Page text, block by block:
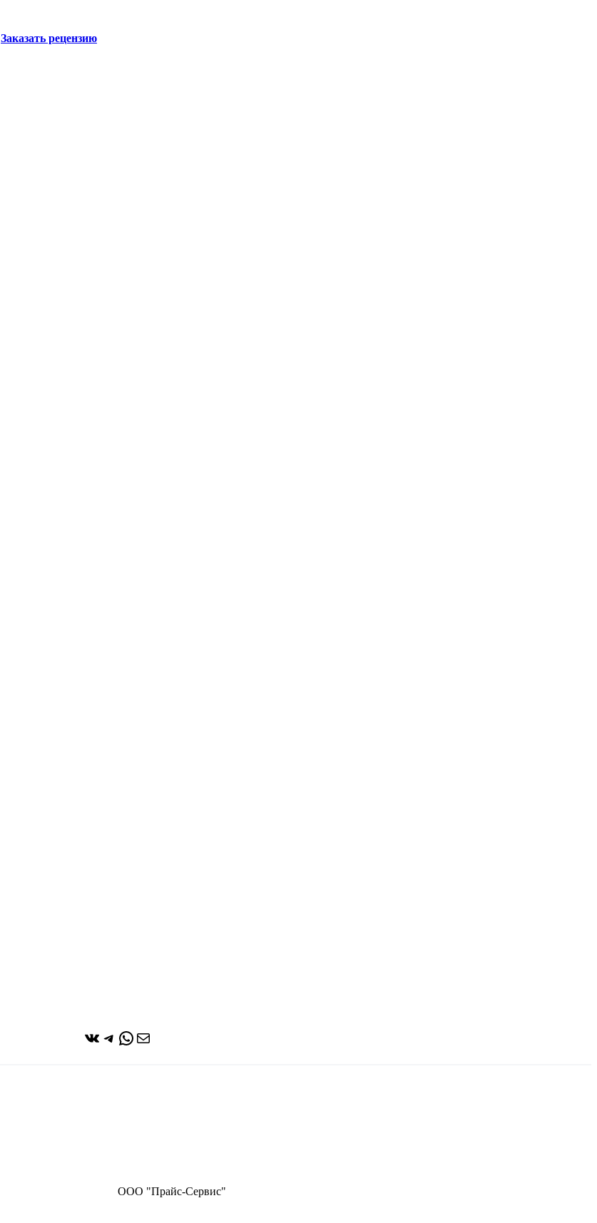
Заказать рецензию
ВКонтакте
Telegram
WhatsApp
Почта
ООО "Прайс-Сервис"